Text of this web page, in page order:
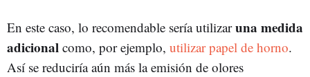
En este caso, lo recomendable sería utilizaruna medida
adicional como, por ejemplo, utilizar papel de horno.
Así se reduciría aún más la emisión de olores